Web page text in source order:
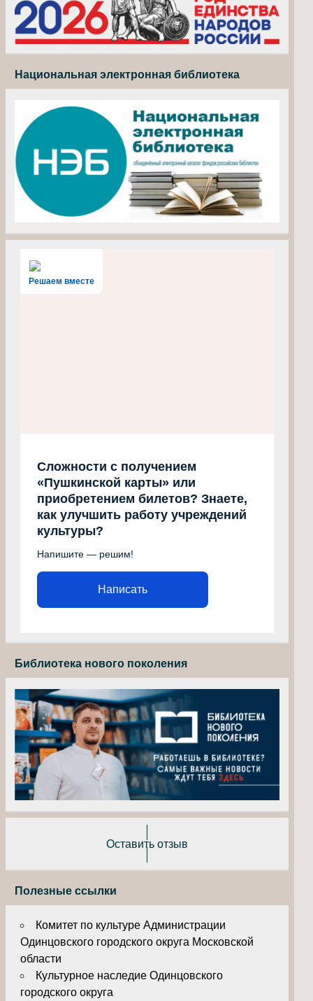
Национальная электронная библиотека
Решаем вместе
Сложности с получением
«Пушкинской карты» или
приобретением билетов? Знаете,
как улучшить работу учреждений
культуры?
Напишите — решим!
Написать
Библиотека нового поколения
Оставить отзыв
Полезные ссылки
Комитет по культуре Администрации
Одинцовского городского округа Московской
области
Культурное наследие Одинцовского
городского округа